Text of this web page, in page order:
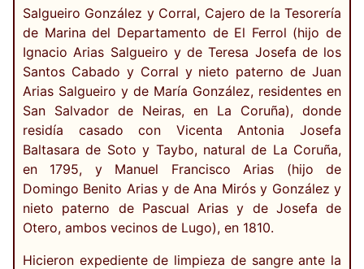
Salgueiro González y Corral, Cajero de la Tesorería
de Marina del Departamento de El Ferrol (hijo de
Ignacio Arias Salgueiro y de Teresa Josefa de los
Santos Cabado y Corral y nieto paterno de Juan
Arias Salgueiro y de María González, residentes en
San Salvador de Neiras, en La Coruña), donde
residía casado con Vicenta Antonia Josefa
Baltasara de Soto y Taybo, natural de La Coruña,
en 1795, y Manuel Francisco Arias (hijo de
Domingo Benito Arias y de Ana Mirós y González y
nieto paterno de Pascual Arias y de Josefa de
Otero, ambos vecinos de Lugo), en 1810.
Hicieron expediente de limpieza de sangre ante la